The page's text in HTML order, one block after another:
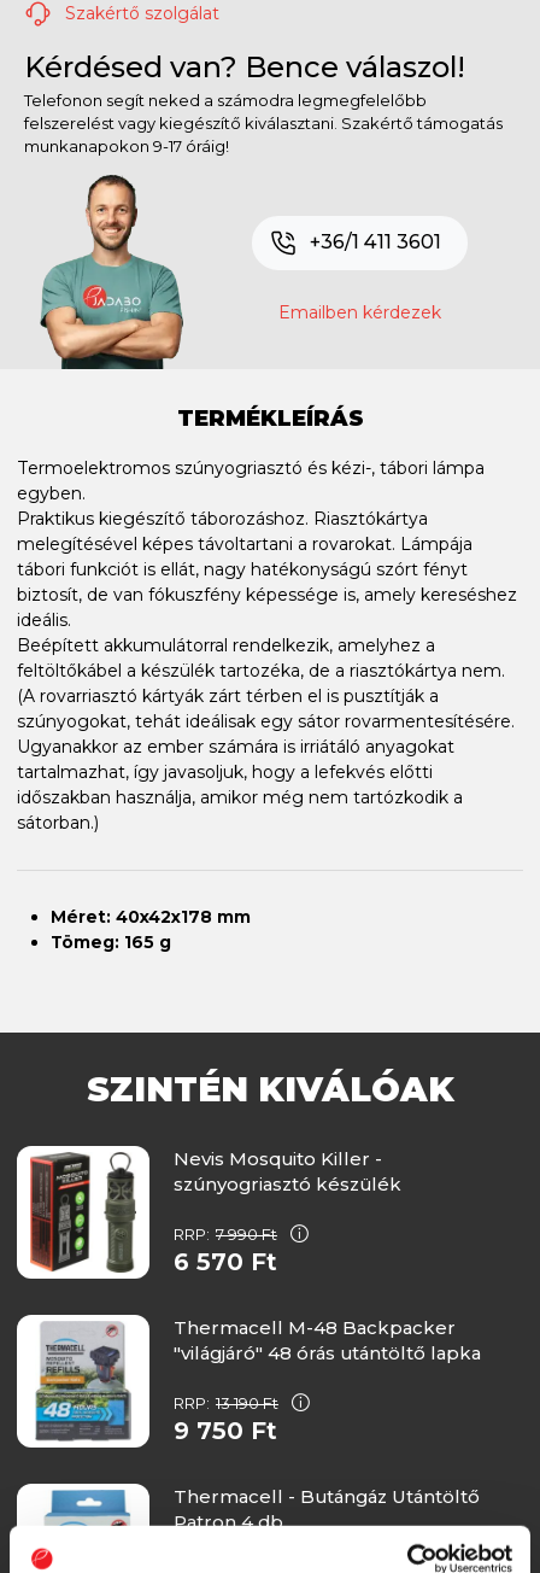
Szakértő szolgálat
Kérdésed van? Bence válaszol!
Telefonon segít neked a számodra legmegfelelőbb
felszerelést vagy kiegészítő kiválasztani. Szakértő támogatás
munkanapokon 9-17 óráig!
+36/1 411 3601
Emailben kérdezek
TERMÉKLEÍRÁS
Termoelektromos szúnyogriasztó és kézi-, tábori lámpa
egyben.
Praktikus kiegészítő táborozáshoz. Riasztókártya
melegítésével képes távoltartani a rovarokat. Lámpája
tábori funkciót is ellát, nagy hatékonyságú szórt fényt
biztosít, de van fókuszfény képessége is, amely kereséshez
ideális.
Beépített akkumulátorral rendelkezik, amelyhez a
feltöltőkábel a készülék tartozéka, de a riasztókártya nem.
(A rovarriasztó kártyák zárt térben el is pusztítják a
szúnyogokat, tehát ideálisak egy sátor rovarmentesítésére.
Ugyanakkor az ember számára is irriátáló anyagokat
tartalmazhat, így javasoljuk, hogy a lefekvés előtti
időszakban használja, amikor még nem tartózkodik a
sátorban.)
Méret: 40x42x178 mm
Tömeg: 165 g
SZINTÉN KIVÁLÓAK
Nevis Mosquito Killer -
szúnyogriasztó készülék
RRP: 7 990 Ft
6 570 Ft
Thermacell M-48 Backpacker
"világjáró" 48 órás utántöltő lapka
RRP: 13 190 Ft
9 750 Ft
Thermacell - Butángáz Utántöltő
Patron 4 db